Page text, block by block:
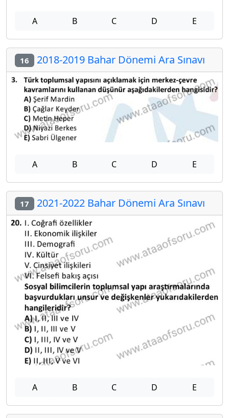
A B C D E
16 2018-2019 Bahar Dönemi Ara Sınavı
A B C D E
17 2021-2022 Bahar Dönemi Ara Sınavı
A B C D E